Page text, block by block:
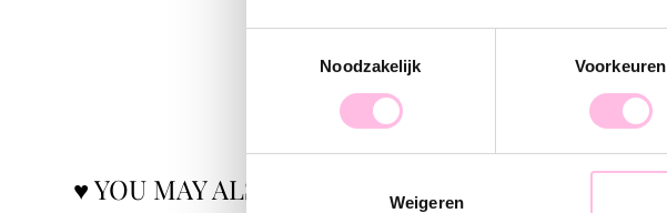
Noodzakelijk
Voorkeuren
Weigeren
♥ YOU MAY ALSO LOVE...